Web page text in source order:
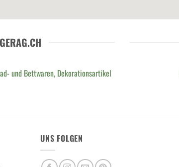
und Bettwaren, Dekorationsartikel
UNS FOLGEN